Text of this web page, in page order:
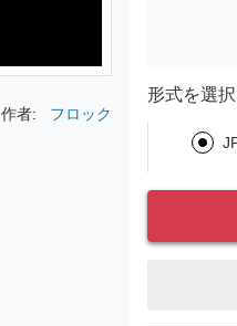
作者: フロック
形式を選